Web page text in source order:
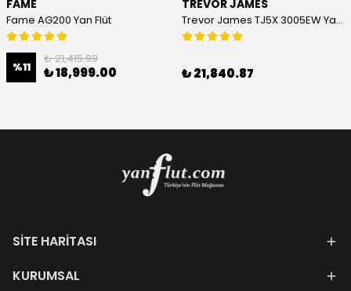
FAME
Fame AG200 Yan Flüt
%11
₺ 21,415.99
₺ 18,999.00
TREVOR JAMES
Trevor James TJ5X 3005EW Yan Flüt
₺ 21,840.87
SİTE HARİTASI
KURUMSAL